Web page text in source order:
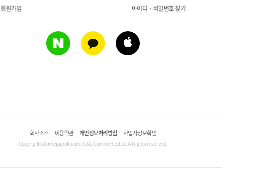
회원가입 아이디 · 비밀번호 찾기
회사소개 이용약관 개인정보처리방침 사업자정보확인
Copyright©domeggook.com / G&G Commerce, Ltd. All rights reserved.